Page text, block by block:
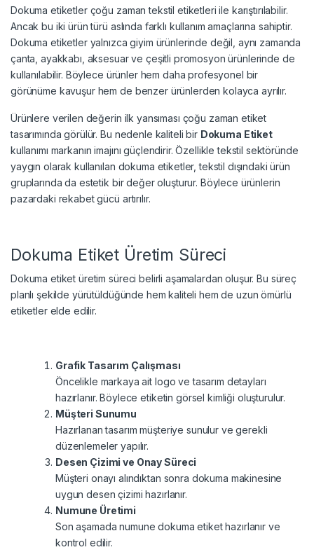
Dokuma etiketler çoğu zaman tekstil etiketleri ile karıştırılabilir.
Ancak bu iki ürün türü aslında farklı kullanım amaçlarına sahiptir.
Dokuma etiketler yalnızca giyim ürünlerinde değil, aynı zamanda
çanta, ayakkabı, aksesuar ve çeşitli promosyon ürünlerinde de
kullanılabilir. Böylece ürünler hem daha profesyonel bir
görünüme kavuşur hem de benzer ürünlerden kolayca ayrılır.
Ürünlere verilen değerin ilk yansıması çoğu zaman etiket
tasarımında görülür. Bu nedenle kaliteli bir Dokuma Etiket
kullanımı markanın imajını güçlendirir. Özellikle tekstil sektöründe
yaygın olarak kullanılan dokuma etiketler, tekstil dışındaki ürün
gruplarında da estetik bir değer oluşturur. Böylece ürünlerin
pazardaki rekabet gücü artırılır.
Dokuma Etiket Üretim Süreci
Dokuma etiket üretim süreci belirli aşamalardan oluşur. Bu süreç
planlı şekilde yürütüldüğünde hem kaliteli hem de uzun ömürlü
etiketler elde edilir.
Grafik Tasarım Çalışması
Öncelikle markaya ait logo ve tasarım detayları
hazırlanır. Böylece etiketin görsel kimliği oluşturulur.
Müşteri Sunumu
Hazırlanan tasarım müşteriye sunulur ve gerekli
düzenlemeler yapılır.
Desen Çizimi ve Onay Süreci
Müşteri onayı alındıktan sonra dokuma makinesine
uygun desen çizimi hazırlanır.
Numune Üretimi
Son aşamada numune dokuma etiket hazırlanır ve
kontrol edilir.